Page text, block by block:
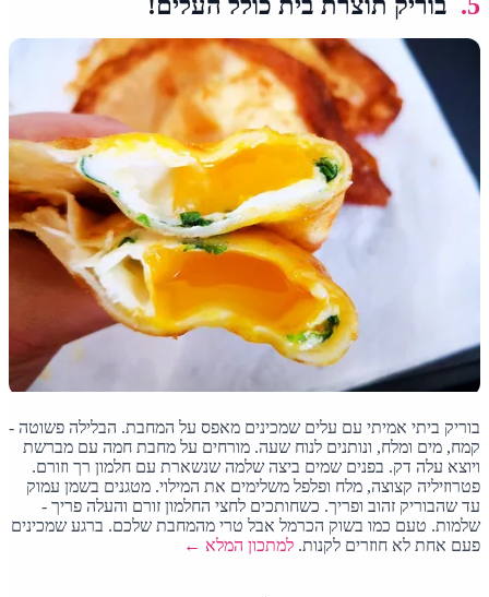
בוריק ביתי אמיתי עם עלים שמכינים מאפס על המחבת. הבלילה פשוטה -
קמח, מים ומלח, ונותנים לנוח שעה. מורחים על מחבת חמה עם מברשת
ויוצא עלה דק. בפנים שמים ביצה שלמה שנשארת עם חלמון רך וזורם.
פטרוזיליה קצוצה, מלח ופלפל משלימים את המילוי. מטגנים בשמן עמוק
עד שהבוריק זהוב ופריך. כשחותכים לחצי החלמון זורם והעלה פריך -
שלמות. טעם כמו בשוק הכרמל אבל טרי מהמחבת שלכם. ברגע שמכינים
פעם אחת לא חוזרים לקנות.למתכון המלא ←